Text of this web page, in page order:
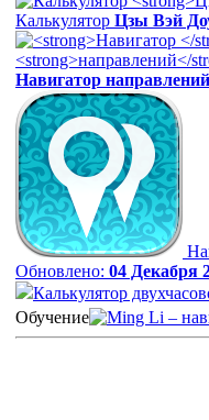
Калькулятор Цзы Вэй
Навигатор направлений
Обновлено: 04 Декабря
Калькулятор
Обучение